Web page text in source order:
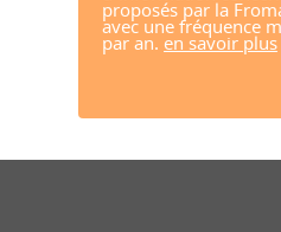
proposés par la
avec une fréquence
par an. en savoir plus